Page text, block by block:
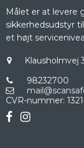
Målet er at levere
sikkerhedsudstyr
et højt
Klausholmvej
98232700
CVR-nummer: